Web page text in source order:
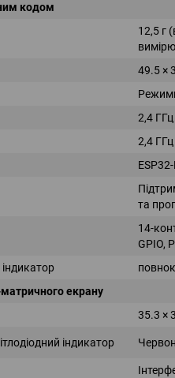
кодом
12,5 г
49.5 ×
2,4 ГГц
2,4 ГГц
та
14-
GPIO,
екрану
35.3 ×
індикатор